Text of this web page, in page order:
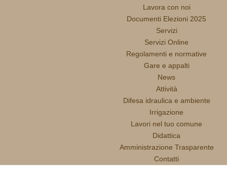
Lavora con noi
Documenti Elezioni 2025
Servizi
Servizi Online
Regolamenti e normative
Gare e appalti
News
Attività
Difesa idraulica e ambiente
Irrigazione
Lavori nel tuo comune
Didattica
Amministrazione Trasparente
Contatti